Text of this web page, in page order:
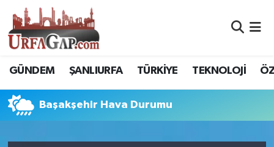
GÜNDEM ŞANLIURFA TÜRKİYE TEKNOLOJİ
Başakşehir Hava Durumu
Nöbetçi Eczaneler
Hava Durumu
Namaz Vakitleri
Trafik Durumu